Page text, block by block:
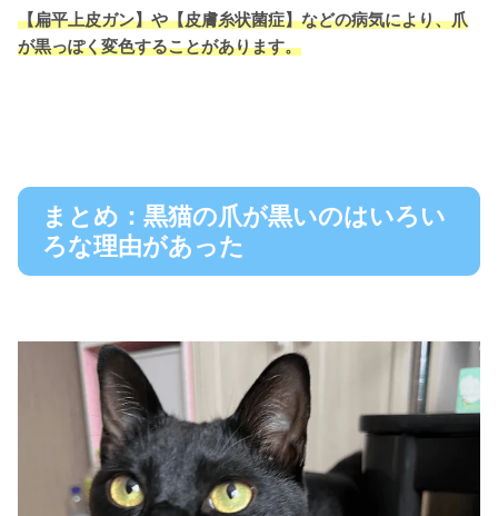
【扁平上皮ガン】や【皮膚糸状菌症】などの病気により、爪
が黒っぽく変色することがあります。
まとめ：黒猫の爪が黒いのはいろい
ろな理由があった